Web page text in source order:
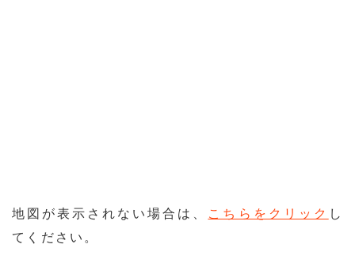
地図が表示されない場合は、 こちらをクリック し
てください。